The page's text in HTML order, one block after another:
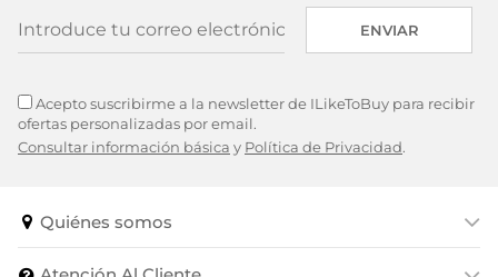
ENVIAR
Acepto suscribirme a la newsletter de ILikeToBuy para recibir
ofertas personalizadas por email.
Consultar información básica y Política de Privacidad.
Quiénes somos